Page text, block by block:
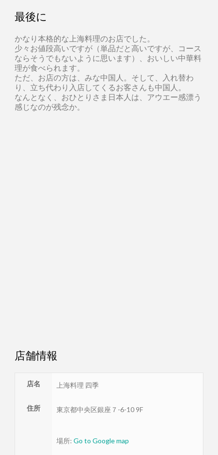
最後に
かなり本格的な上海料理のお店でした。
少々お値段高いですが（単品だと高いですが、コース
ならそうでもないように思います）、おいしい中華料
理が食べられます。
ただ、お店の方は、みな中国人。そして、入れ替わ
り、立ち代わり入店してくるお客さんも中国人。
なんとなく、おひとりさま日本人は、アウエー感漂う
感じなのが残念か。
店舗情報
店名 上海料理 四季
住所 東京都中央区銀座７-6-10 9F
場所: Go to Google map